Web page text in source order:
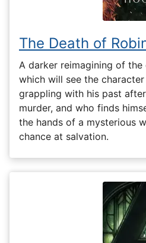
The Death of
A darker reimagining of the
which will see the
grappling with his past
murder, and who finds
the hands of a mysterious
chance at salvation.